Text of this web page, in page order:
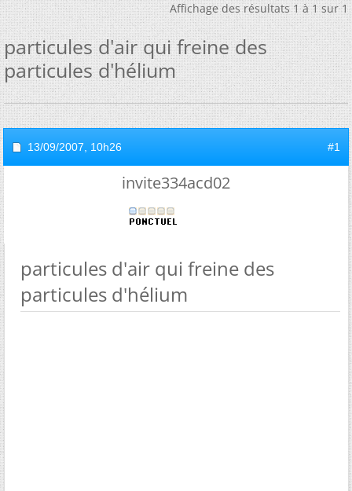
Affichage des résultats 1 à 1 sur 1
particules d'air qui freine des
particules d'hélium
13/09/2007, 10h26 #1
invite334acd02
particules d'air qui freine des
particules d'hélium